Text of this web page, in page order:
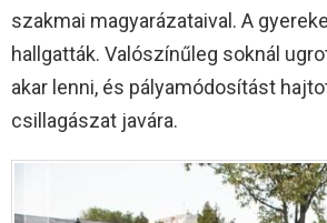
szakmai magyarázataival. A
hallgatták. Valószínűleg soknál
akar lenni, és pályamódosítást
csillagászat javára.